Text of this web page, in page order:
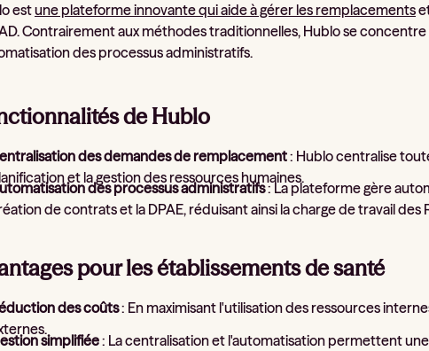
estune plateforme innovante qui aide à gérer les remplacements
Contrairement aux méthodes traditionnelles, Hublo se
des processus administratifs.
de Hublo
des demandes de remplacement: Hublo centralise
et la gestion des ressources humaines.
des processus administratifs: La plateforme gère
de contrats et la DPAE, réduisant ainsi la charge de travail des
pour les établissements de santé
des coûts: En maximisant l'utilisation des ressources
simplifiée: La centralisation et l'automatisation permettent